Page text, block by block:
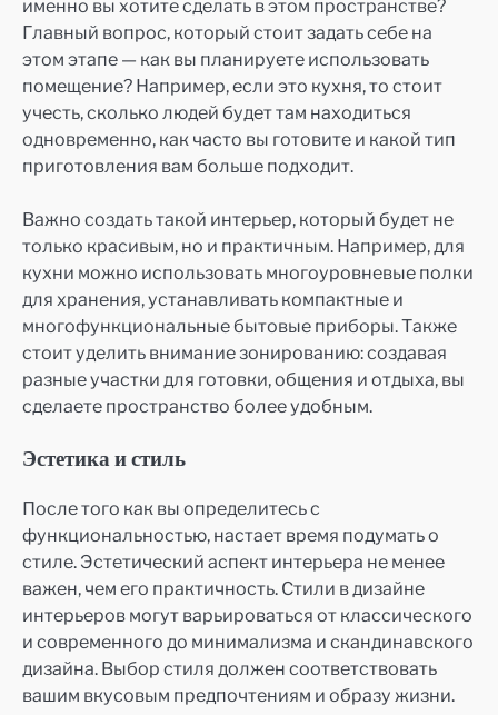
именно вы хотите сделать в этом пространстве?
Главный вопрос, который стоит задать себе на
этом этапе — как вы планируете использовать
помещение? Например, если это кухня, то стоит
учесть, сколько людей будет там находиться
одновременно, как часто вы готовите и какой тип
приготовления вам больше подходит.
Важно создать такой интерьер, который будет не
только красивым, но и практичным. Например, для
кухни можно использовать многоуровневые полки
для хранения, устанавливать компактные и
многофункциональные бытовые приборы. Также
стоит уделить внимание зонированию: создавая
разные участки для готовки, общения и отдыха, вы
сделаете пространство более удобным.
Эстетика и стиль
После того как вы определитесь с
функциональностью, настает время подумать о
стиле. Эстетический аспект интерьера не менее
важен, чем его практичность. Стили в дизайне
интерьеров могут варьироваться от классического
и современного до минимализма и скандинавского
дизайна. Выбор стиля должен соответствовать
вашим вкусовым предпочтениям и образу жизни.